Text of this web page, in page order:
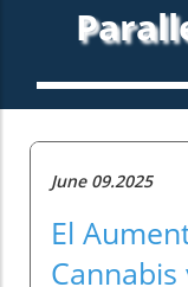
June 09.2025
El
Cannabis